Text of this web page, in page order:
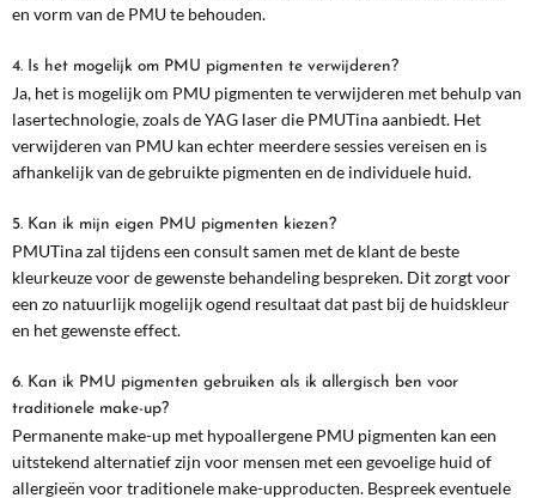
en vorm van de PMU te behouden.
4. Is het mogelijk om PMU pigmenten te verwijderen?
Ja, het is mogelijk om PMU pigmenten te verwijderen met behulp van
lasertechnologie, zoals de YAG laser die PMUTina aanbiedt. Het
verwijderen van PMU kan echter meerdere sessies vereisen en is
afhankelijk van de gebruikte pigmenten en de individuele huid.
5. Kan ik mijn eigen PMU pigmenten kiezen?
PMUTina zal tijdens een consult samen met de klant de beste
kleurkeuze voor de gewenste behandeling bespreken. Dit zorgt voor
een zo natuurlijk mogelijk ogend resultaat dat past bij de huidskleur
en het gewenste effect.
6. Kan ik PMU pigmenten gebruiken als ik allergisch ben voor
traditionele make-up?
Permanente make-up met hypoallergene PMU pigmenten kan een
uitstekend alternatief zijn voor mensen met een gevoelige huid of
allergieën voor traditionele make-upproducten. Bespreek eventuele